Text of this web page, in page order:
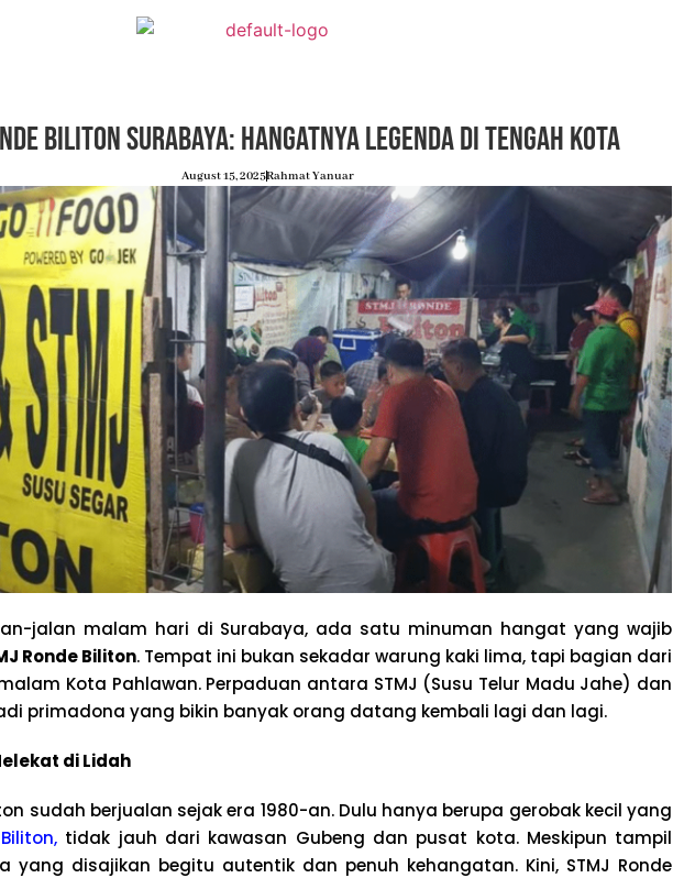
Biliton Surabaya: Hangatnya Legenda di Tengah Kota
August 15, 2025Rahmat Yanuar
jalan malam hari di Surabaya, ada satu minuman hangat yang wajib
Ronde Biliton. Tempat ini bukan sekadar warung kaki lima, tapi bagian dari
Kota Pahlawan. Perpaduan antara STMJ (Susu Telur Madu Jahe) dan
primadona yang bikin banyak orang datang kembali lagi dan lagi.
di Lidah
sudah berjualan sejak era 1980-an. Dulu hanya berupa gerobak kecil yang
tidak jauh dari kawasan Gubeng dan pusat kota. Meskipun tampil
yang disajikan begitu autentik dan penuh kehangatan. Kini, STMJ Ronde